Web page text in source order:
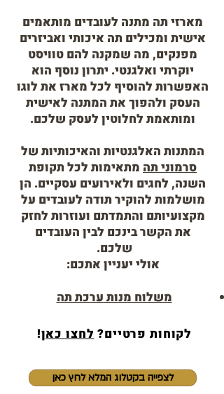
מארזי תה מתנה לעובדים מותאמים
אישית ומכילים תה איכותי ואביזרים
מפנקים, מה שמקנה להם טוויסט
יוקרתי ואלגנטי. יתרון נוסף הוא
האפשרות להוסיף לכל מארז את לוגו
העסק ולהפוך את המתנה לאישית
ומותאמת לחלוטין לעסק שלכם.
המתנות האלגנטיות והאיכותיות של
סרמוני תה מתאימות לכל תקופת
השנה, לחגים ולאירועים עסקיים. הן
מושלמות להוקיר תודה לעובדים על
מקצועיותם והתמדתם ועוזרות לחזק
את הקשר בינכם לבין העובדים
שלכם.
אולי יעניין אתכם:
משלוח מנות ערכת תה
לקוחות פרטיים?לחצו כאן!
לצפייה בקטלוג המלא לחץ כאן